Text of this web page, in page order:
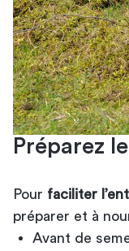
Préparez
Pour faciliter
préparer et à
Avant de